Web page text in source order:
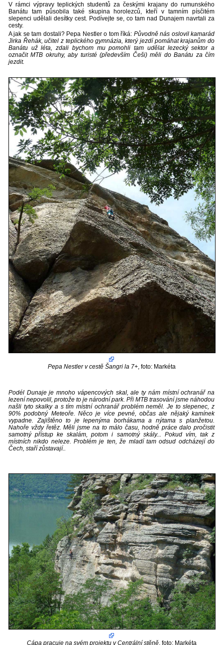
V rámci výpravy teplických studentů za českými krajany do rumunského
Banátu tam působila také skupina horolezců, kteří v tamním písčitém
slepenci udělali desítky cest. Podívejte se, co tam nad Dunajem navrtali za
cesty.
A jak se tam dostali? Pepa Nestler o tom říká: Původně nás oslovil kamarád
Jirka Řehák, učitel z teplického gymnázia, který jezdí pomáhat krajanům do
Banátu už léta, zdali bychom mu pomohli tam udělat lezecký sektor a
označit MTB okruhy, aby turisté (především Češi) měli do Banátu za čím
jezdit.
Pepa Nestler v cestě Šangri la 7+, foto: Markéta
Podél Dunaje je mnoho vápencových skal, ale ty nám místní ochranář na
lezení nepovolil, protože to je národní park. Při MTB trasování jsme náhodou
našli tyto skalky a s tím místní ochranář problém neměl. Je to slepenec, z
90% podobný Meteoře. Něco je více pevné, občas ale nějaký kamínek
vypadne. Zajištěno to je lepenýma borhákama a nýtama s planžetou.
Nahoře vždy řetěz. Měli jsme na to málo času, hodně práce dalo pročistit
samotný přístup ke skalám, potom i samotný skály... Pokud vím, tak z
místních nikdo neleze. Problém je ten, že mladí tam odsud odcházejí do
Čech, staří zůstavají..
Cápa pracuje na svém projektu v Centrální stěně, foto: Markéta